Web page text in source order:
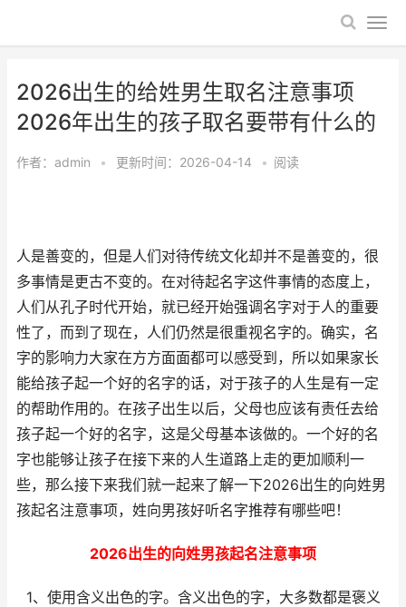
2026出生的给姓男生取名注意事项
2026年出生的孩子取名要带有什么的
作者： admin • 更新时间：2026-04-14 • 阅读
人是善变的，但是人们对待传统文化却并不是善变的，很
多事情是更古不变的。在对待起名字这件事情的态度上，
人们从孔子时代开始，就已经开始强调名字对于人的重要
性了，而到了现在，人们仍然是很重视名字的。确实，名
字的影响力大家在方方面面都可以感受到，所以如果家长
能给孩子起一个好的名字的话，对于孩子的人生是有一定
的帮助作用的。在孩子出生以后，父母也应该有责任去给
孩子起一个好的名字，这是父母基本该做的。一个好的名
字也能够让孩子在接下来的人生道路上走的更加顺利一
些，那么接下来我们就一起来了解一下2026出生的向姓男
孩起名注意事项，姓向男孩好听名字推荐有哪些吧！
2026出生的向姓男孩起名注意事项
1、使用含义出色的字。含义出色的字，大多数都是褒义